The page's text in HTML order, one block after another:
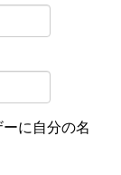
に自分の名